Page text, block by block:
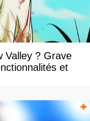
Valley ? Grave
et